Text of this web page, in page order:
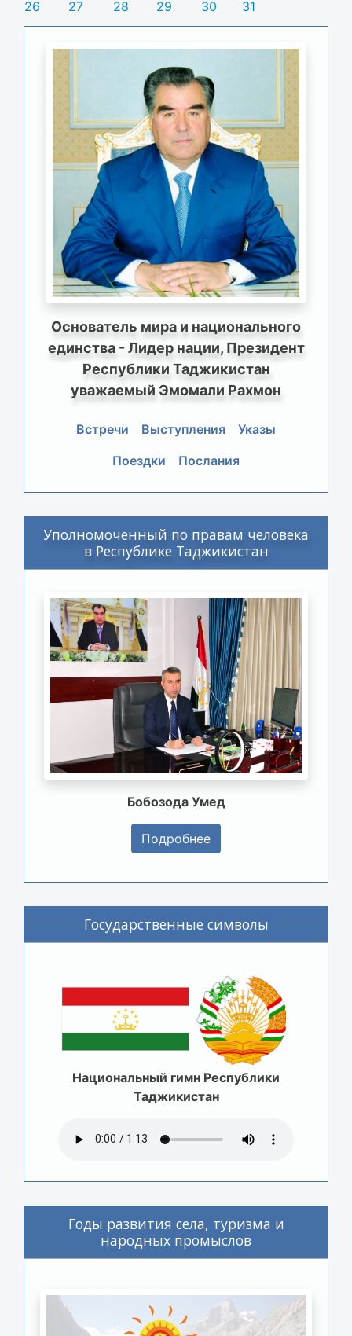
26 27 28 29 30 31
Основатель мира и национального
единства - Лидер нации, Президент
Республики Таджикистан
уважаемый Эмомали Рахмон
Встречи Выступления
Указы
Поездки
Послания
Уполномоченный по правам человека
в Республике Таджикистан
Бобозода Умед
Подробнее
Государственные символы
Национальный гимн Республики
Таджикистан
Годы развития села, туризма и
народных промыслов